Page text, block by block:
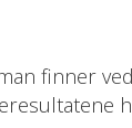
finner